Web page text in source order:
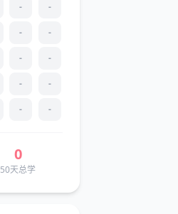
- -
- -
- -
- -
- -
0
50天总学